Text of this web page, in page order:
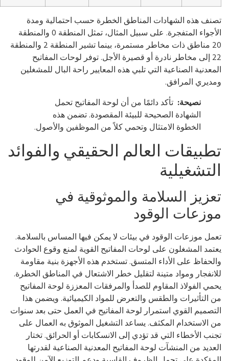
هذه الشهادات المناطق الخطرة حسب احتمالية ومدة
الأجواء المتفجرة. على سبيل المثال، تمثل المنطقة 0 والمنطقة
20 مناطق ذات مخاطر مستمرة، بينما تشير المنطقة 2 والمنطقة
22 إلى مخاطر نادرة أو قصيرة الأجل. توفر لوحات المفاتيح
الصناعية التي تلبي هذه المعايير راحة البال للمشغلين
المرافق.
نصيحة:تأكد دائمًا من أن لوحة المفاتيح تحمل
الشهادة الصحيحة للبيئة المقصودة. تضمن هذه
الخطوة الامتثال وتحمي كلاً من الموظفين والأصول.
العالم الحقيقي والفوائد
السلامة والموثوقية في
الوقود
موزعات الوقود في بيئات لا يمكن فيها المساس بالسلامة.
المشغلون على لوحات المفاتيح القوية لمنع وقوع الحوادث
على الأداء المتسق. تستخدم هذه الأجهزة بنية مقاومة
ومواد متينة لتقليل خطر الاشتعال في المناطق الخطرة.
الفولاذ المقاوم للصدأ والمرفقات المعززة لوحة المفاتيح
التأثيرات والطقس والتعرض للمواد الكيميائية. ويضمن هذا
القوي استمرار لوحة المفاتيح في العمل حتى بعد سنوات
الاستخدام المكثف. يساعد التشغيل الموثوق به العمال على
الأخطاء التي قد تؤدي إلى الانسكابات أو الحرائق. تختار
من المنشآت لوحة المفاتيح المعدنية الصناعية لقدرتها